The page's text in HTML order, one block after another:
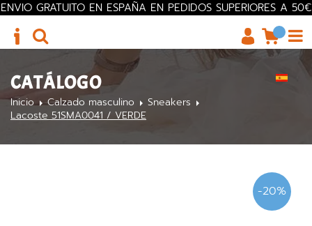
ENVIO GRATUITO EN ESPAÑA EN PEDIDOS SUPERIORES A 50€
CATÁLOGO
Inicio Calzado masculino
Sneakers
Lacoste 51SMA0041 / VERDE
-20%